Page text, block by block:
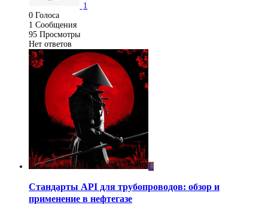
1
0 Голоса
1 Сообщения
95 Просмотры
Нет ответов
L
Стандарты API для трубопроводов: обзор и
применение в нефтегазе